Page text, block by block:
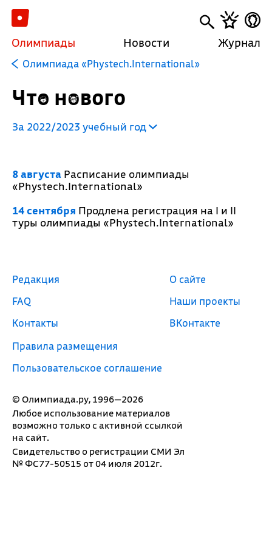
Олимпиады Новости Журнал
Олимпиада «Phystech.International»
Что нового
За 2022/2023 учебный год
8 августаРасписание олимпиады
«Phystech.International»
14 сентября Продлена регистрация на I и II
туры олимпиады «Phystech.International»
© Олимпиада.ру, 1996—2026
Любое использование материалов
возможно только с активной ссылкой
на сайт.
Свидетельство о регистрации СМИ Эл
№ ФС77-50515 от 04 июля 2012г.
Редакция
FAQ
Контакты
Правила размещения
Пользовательское соглашение
О сайте
Наши проекты
ВКонтакте